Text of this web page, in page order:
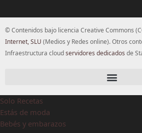
© Contenidos bajo licencia Creative Commons
Internet, SLU (Medios y Redes online). Otros
Infraestructura cloudservidores dedicados de
Solo Recetas
Estás de moda
Bebés y embarazos